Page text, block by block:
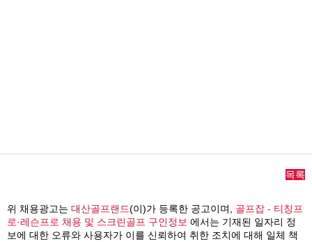
목록
위 채용광고는 대산골프랜드(이)가 등록한 공고이며, 골프잡 - 티칭프
로·레슨프로 채용 및 스크린골프 구인정보 에서는 기재된 일자리 정
보에 대한 오류와 사용자가 이를 신뢰하여 취한 조치에 대해 일체 책